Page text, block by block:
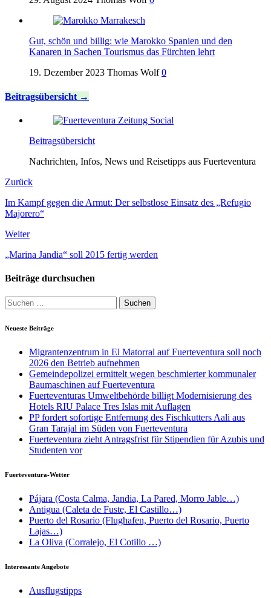
Gut, schön und billig: wie Marokko Spanien und den
Kanaren in Sachen Tourismus das Fürchten lehrt
19. Dezember 2023 Thomas Wolf 0
Beitragsübersicht
Beitragsübersicht
Nachrichten, Infos, News und Reisetipps aus Fuerteventura
Zurück
Im Kampf gegen die Armut: Der selbstlose Einsatz des „Refugio
Majorero“
Weiter
„Marina Jandia“ soll 2015 fertig werden
Beiträge durchsuchen
Suche
nach:
Neueste Beiträge
Migrantenzentrum in El Matorral auf Fuerteventura soll noch
2026 den Betrieb aufnehmen
Gemeindepolizei ermittelt wegen beschmierter kommunaler
Baumaschinen auf Fuerteventura
Fuerteventuras Umweltbehörde billigt Modernisierung des
Hotels RIU Palace Tres Islas mit Auflagen
PP fordert sofortige Entfernung des Fischkutters Aali aus
Gran Tarajal im Süden von Fuerteventura
Fuerteventura zieht Antragsfrist für Stipendien für Azubis und
Studenten vor
Fuerteventura-Wetter
Pájara (Costa Calma, Jandia, La Pared, Morro Jable…)
Antigua (Caleta de Fuste, El Castillo…)
Puerto del Rosario (Flughafen, Puerto del Rosario, Puerto
Lajas…)
La Oliva (Corralejo, El Cotillo …)
Interessante Angebote
Ausflugstipps